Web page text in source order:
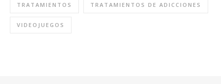
TRATAMIENTOS TRATAMIENTOS DE ADICCIONES
VIDEOJUEGOS